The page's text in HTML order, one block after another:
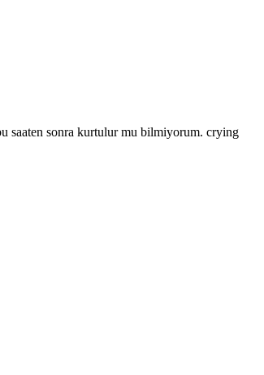
saaten sonra kurtulur mu bilmiyorum. crying